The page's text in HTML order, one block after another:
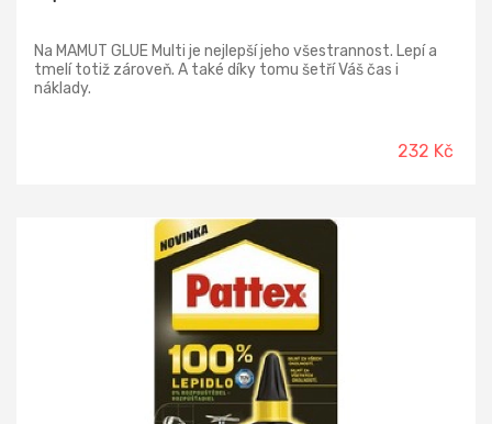
Na MAMUT GLUE Multi je nejlepší jeho všestrannost. Lepí a
tmelí totiž zároveň. A také díky tomu šetří Váš čas i
náklady.
232 Kč